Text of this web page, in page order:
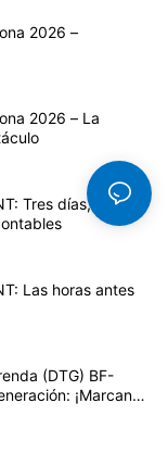
2026 –
2026 – La
Tres días, tres
Las horas antes
(DTG) BF-
¡Marcando
era de impresión